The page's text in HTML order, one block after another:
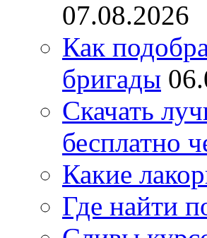
07.08.2026
Как
бригады
Скачать
бесплатно
Какие
Где найти